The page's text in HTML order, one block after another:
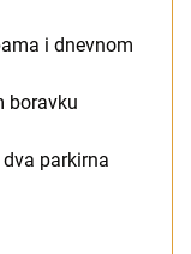
i dnevnom
boravku
parkirna